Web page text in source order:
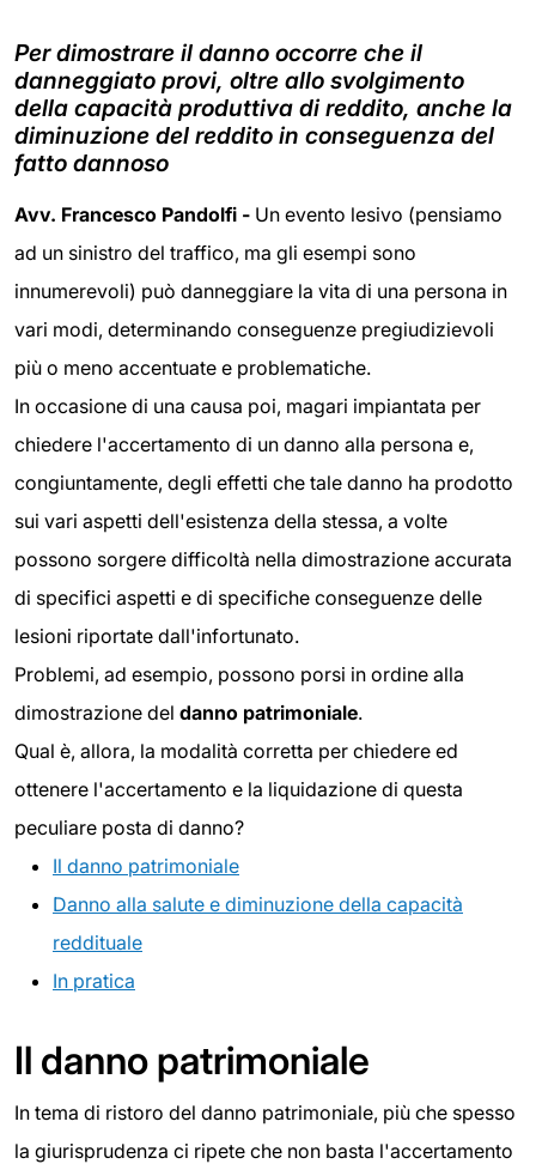
Per dimostrare il danno occorre che il
danneggiato provi, oltre allo svolgimento
della capacità produttiva di reddito, anche la
diminuzione del reddito in conseguenza del
fatto dannoso
Avv. Francesco Pandolfi - Un evento lesivo (pensiamo
ad un sinistro del traffico, ma gli esempi sono
innumerevoli) può danneggiare la vita di una persona in
vari modi, determinando conseguenze pregiudizievoli
più o meno accentuate e problematiche.
In occasione di una causa poi, magari impiantata per
chiedere l'accertamento di un danno alla persona e,
congiuntamente, degli effetti che tale danno ha prodotto
sui vari aspetti dell'esistenza della stessa, a volte
possono sorgere difficoltà nella dimostrazione accurata
di specifici aspetti e di specifiche conseguenze delle
lesioni riportate dall'infortunato.
Problemi, ad esempio, possono porsi in ordine alla
dimostrazione del danno patrimoniale.
Qual è, allora, la modalità corretta per chiedere ed
ottenere l'accertamento e la liquidazione di questa
peculiare posta di danno?
Il danno patrimoniale
Danno alla salute e diminuzione della capacità
reddituale
In pratica
Il danno patrimoniale
In tema di ristoro del danno patrimoniale, più che spesso
la giurisprudenza ci ripete che non basta l'accertamento